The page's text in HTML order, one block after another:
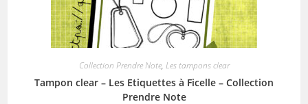
Collection Prendre Note, Les tampons clear
Tampon clear – Les Etiquettes à Ficelle – Collection
Prendre Note